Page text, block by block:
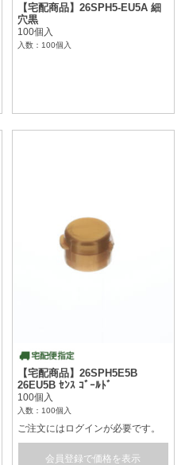
【宅配商品】26SPH5-EU5A 細
穴黒
100個入
入数：100個入
【宅配商品】26SPH5E5B
26EU5B ｾﾝｽ ｺﾞｰﾙﾄﾞ
100個入
入数：100個入
ご注文にはログインが必要です。
会員登録で価格を表示